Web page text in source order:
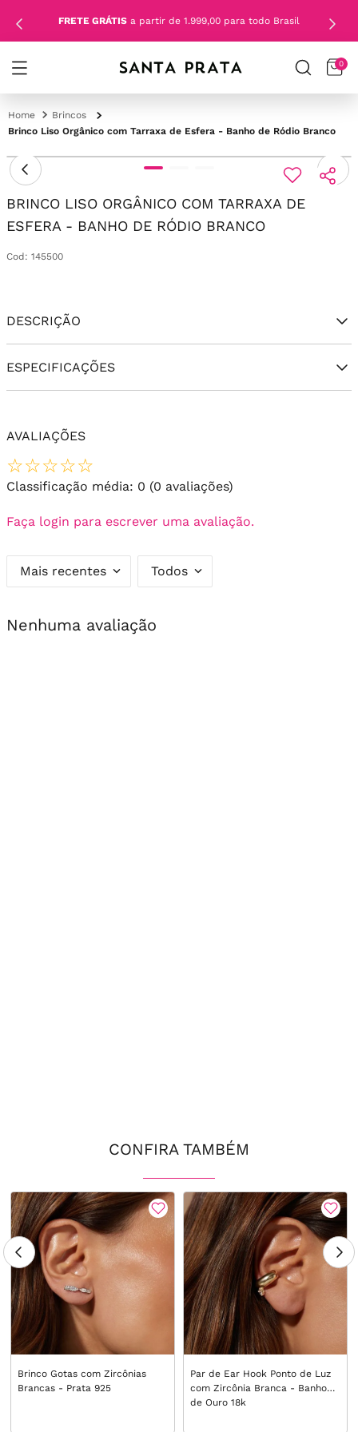
FRETE GRÁTIS a partir de 1.999,00 para todo Brasil
0
Brincos
Brinco Liso Orgânico com Tarraxa de Esfera - Banho de Ródio Branco
BRINCO LISO ORGÂNICO COM TARRAXA DE
ESFERA - BANHO DE RÓDIO BRANCO
Cod : 145500
DESCRIÇÃO
ESPECIFICAÇÕES
AVALIAÇÕES
☆☆☆☆☆
Classificação média: 0 (0 avaliações)
Faça login para escrever uma avaliação.
Mais recentes Todos
Nenhuma avaliação
CONFIRA TAMBÉM
Brinco Gotas com Zircônias
Brancas - Prata 925
Par de Ear Hook Ponto de Luz
com Zircônia Branca - Banho
de Ouro 18k